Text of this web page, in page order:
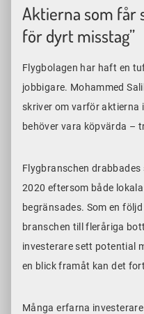
Aktierna som får
för dyrt misstag”
Flygbolagen har haft en
jobbigare. Mohammed
skriver om varför aktierna
behöver vara köpvärda –
Flygbranschen
2020 eftersom både
begränsades. Som en
branschen till fleråriga
investerare sett potential
en blick framåt kan det
Många erfarna